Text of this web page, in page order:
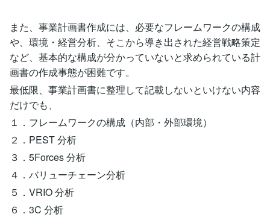
また、事業計画書作成には、必要なフレームワークの構成
や、環境・経営分析、そこから導き出された経営戦略策定
など、基本的な構成が分かっていないと求められている計
画書の作成事態が困難です。
最低限、事業計画書に整理して記載しないといけない内容
だけでも、
１．フレームワークの構成（内部・外部環境）
２．PEST 分析
３．5Forces 分析
４．バリューチェーン分析
５．VRIO 分析
６．3C 分析